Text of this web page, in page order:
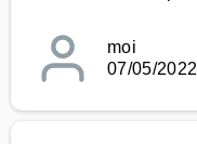
moi
07/05/2022